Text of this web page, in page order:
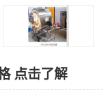
点击了解